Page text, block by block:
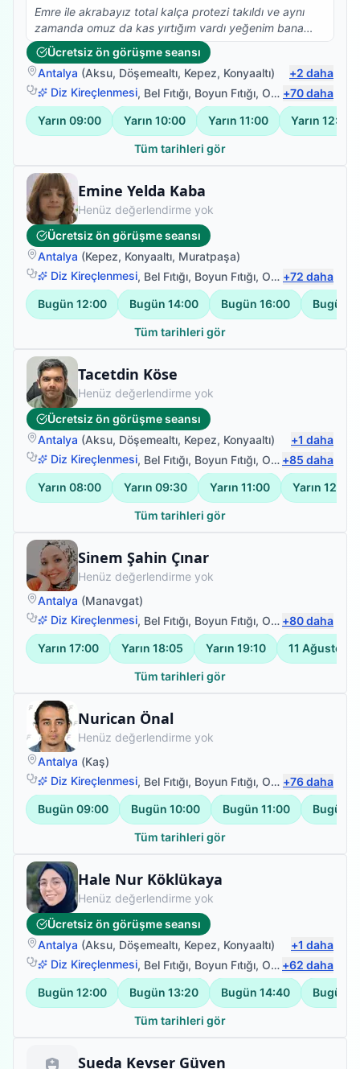
Emre ile akrabayız total kalça protezi takıldı ve aynı
zamanda omuz da kas yırtığım vardı yeğenim bana
çok yardımcı oldu gece gündüz demeden elinden
geleni yaptı kısa sürede değişikliği fark ettim çok
teşekkür ederim
Ücretsiz ön görüşme seansı
Antalya (Aksu, Döşemealtı, Kepez, Konyaaltı) +2 daha
Diz Kireçlenmesi, Bel Fıtığı, Boyun Fıtığı, Omuz Bağ Yaralanması +70daha
Yarın 09:00 Yarın 10:00 Yarın 11:00 Yarın 12:00
Tüm tarihleri gör
Emine Yelda Kaba
Fizyoterapist
Henüz değerlendirme yok
Ücretsiz ön görüşme seansı
Antalya (Kepez, Konyaaltı, Muratpaşa)
Diz Kireçlenmesi, Bel Fıtığı, Boyun Fıtığı, Omuz Bağ Yaralanması +72 daha
Bugün 12:00 Bugün 14:00 Bugün 16:00 Bugün
Tüm tarihleri gör
Tacetdin Köse
Fizyoterapist
Henüz değerlendirme yok
Ücretsiz ön görüşme seansı
Antalya (Aksu, Döşemealtı, Kepez, Konyaaltı) +1 daha
Diz Kireçlenmesi, Bel Fıtığı, Boyun Fıtığı, Omuz Bağ Yaralanması +85 daha
Yarın 08:00 Yarın 09:30 Yarın 11:00 Yarın 12:30
Tüm tarihleri gör
Sinem Şahin Çınar
Fizyoterapist
Henüz değerlendirme yok
Antalya (Manavgat)
Diz Kireçlenmesi, Bel Fıtığı, Boyun Fıtığı, Omuz Bağ Yaralanması +80daha
Yarın 17:00 Yarın 18:05 Yarın 19:10 11 Ağustos
Tüm tarihleri gör
Nurican Önal
Fizyoterapist
Henüz değerlendirme yok
Antalya (Kaş)
Diz Kireçlenmesi, Bel Fıtığı, Boyun Fıtığı, Omuz Bağ Yaralanması +76daha
Bugün 09:00 Bugün 10:00 Bugün 11:00 Bugün
Tüm tarihleri gör
Hale Nur Köklükaya
Fizyoterapist
Henüz değerlendirme yok
Ücretsiz ön görüşme seansı
Antalya (Aksu, Döşemealtı, Kepez, Konyaaltı) +1 daha
Diz Kireçlenmesi, Bel Fıtığı, Boyun Fıtığı, Omuz Bağ Yaralanması +62 daha
Bugün 12:00 Bugün 13:20 Bugün 14:40 Bugün
Tüm tarihleri gör
Sueda Kevser Güven
Fizyoterapist